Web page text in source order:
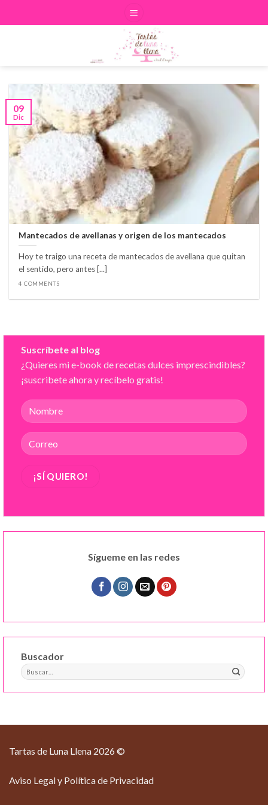
Mantecados de avellanas y origen de los mantecados
Hoy te traigo una receta de mantecados de avellana que quitan
el sentido, pero antes [...]
4 COMMENTS
09
Dic
Suscríbete al blog
¿Quieres mi e-book de recetas dulces imprescindibles?
¡suscribete ahora y recíbelo gratis!
Sígueme en las redes
Buscador
Buscar
por:
Tartas de Luna Llena 2026 ©
Aviso Legal y Política de Privacidad